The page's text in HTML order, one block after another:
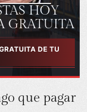
HOY
GRATUITA
DE TU
que pagar